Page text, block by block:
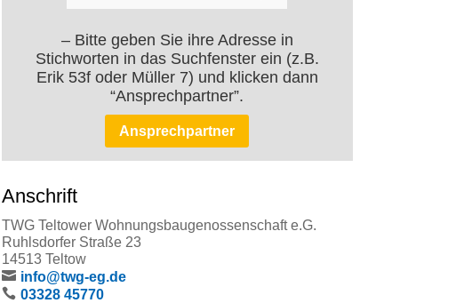
– Bitte geben Sie ihre Adresse in
Stichworten in das Suchfenster ein (z.B.
Erik 53f oder Müller 7) und klicken dann
“Ansprechpartner”.
Ansprechpartner
Anschrift
TWG Teltower Wohnungsbaugenossenschaft e.G.
Ruhlsdorfer Straße 23
14513 Teltow
info@twg-eg.de
03328 45770